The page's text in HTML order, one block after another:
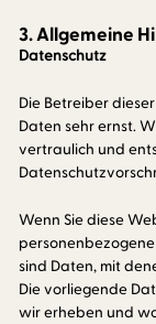
3. Allgemeine
Datenschutz
Die Betreiber
Daten sehr ernst.
vertraulich und
Wenn Sie diese
sind Daten, mit
Die vorliegende
wir erheben und